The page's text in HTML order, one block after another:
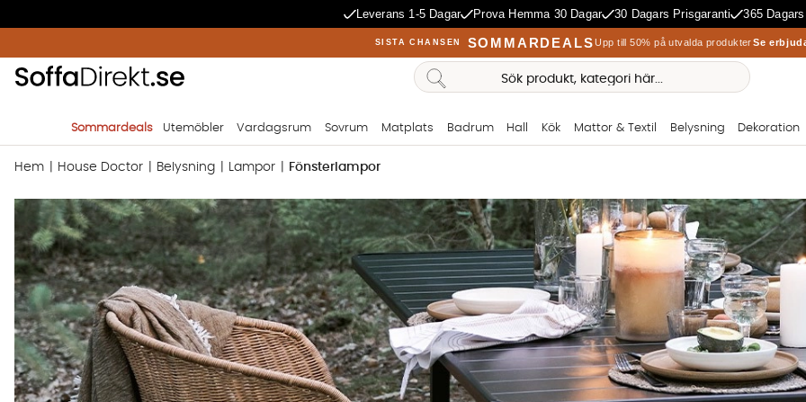
Leverans 1-5 Dagar Prova Hemma 30 Dagar 30 Dagars Prisgaranti 365
SISTA CHANSEN SOMMARDEALSUpp till 50% på utvalda produkterSe
Sommardeals Utemöbler Vardagsrum Sovrum Matplats Badrum Hall Kök Mattor & Textil Belysning Dekoration
Hem House Doctor Belysning Lampor Fönsterlampor